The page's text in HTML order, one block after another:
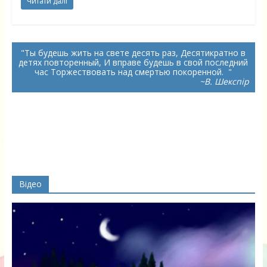
Ты будешь жить на свете десять раз, Десятикратно в
детях повторенный, И вправе будешь в свой последний
час Торжествовать над смертью покоренной.
~В. Шекспір
Відео